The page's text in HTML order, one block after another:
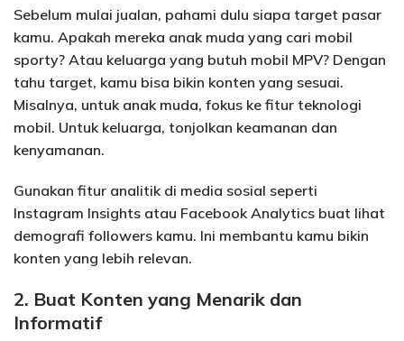
Sebelum mulai jualan, pahami dulu siapa target pasar
kamu. Apakah mereka anak muda yang cari mobil
sporty? Atau keluarga yang butuh mobil MPV? Dengan
tahu target, kamu bisa bikin konten yang sesuai.
Misalnya, untuk anak muda, fokus ke fitur teknologi
mobil. Untuk keluarga, tonjolkan keamanan dan
kenyamanan.
Gunakan fitur analitik di media sosial seperti
Instagram Insights atau Facebook Analytics buat lihat
demografi followers kamu. Ini membantu kamu bikin
konten yang lebih relevan.
2. Buat Konten yang Menarik dan
Informatif